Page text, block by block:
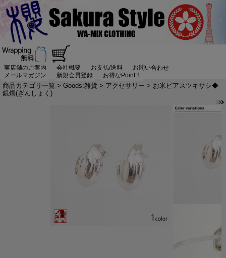
実店舗のご案内 会社概要 お支払/送料
お問い合わせ
メールマガジン
新規会員登録 お得なPoint！
商品カテゴリ一覧 > Goods:雑貨 > アクセサリー > お米ピアスツキサシ◆
銀燭(ぎんしょく)